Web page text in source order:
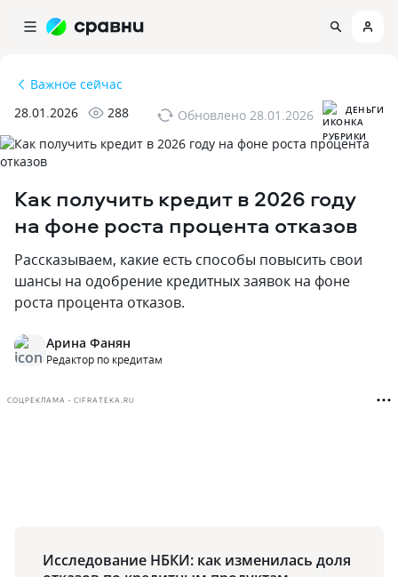
Важное сейчас
28.01.2026
288 Обновлено 28.01.2026 ДЕНЬГИ
Как получить кредит в 2026 году
на фоне роста процента отказов
Рассказываем‚ какие есть способы повысить свои
шансы на одобрение кредитных заявок на фоне
роста процента отказов.
Арина Фанян
Редактор по кредитам
СОЦРЕКЛАМА • CIFRATEKA.RU
Исследование НБКИ: как изменилась доля